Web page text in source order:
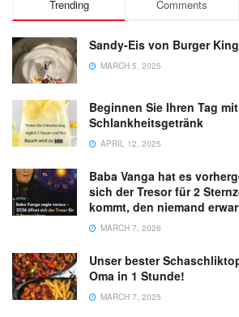
Trending Comments
Sandy-Eis von Burger
MARCH 5, 2025
Beginnen Sie Ihren Tag
Schlankheitsgetränk
APRIL 12, 2025
Baba Vanga hat es
sich der Tresor für 2
kommt, den niemand
MARCH 7, 2026
Unser bester
Oma in 1 Stunde!
MARCH 7, 2025